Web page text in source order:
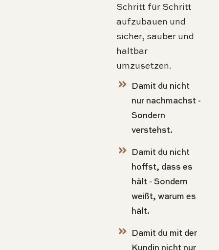
Schritt für Schritt
aufzubauen und
sicher, sauber und
haltbar
umzusetzen.
Damit du nicht
nur nachmachst -
Sondern
verstehst.
Damit du nicht
hoffst, dass es
hält - Sondern
weißt, warum es
hält.
Damit du mit der
Kundin nicht nur